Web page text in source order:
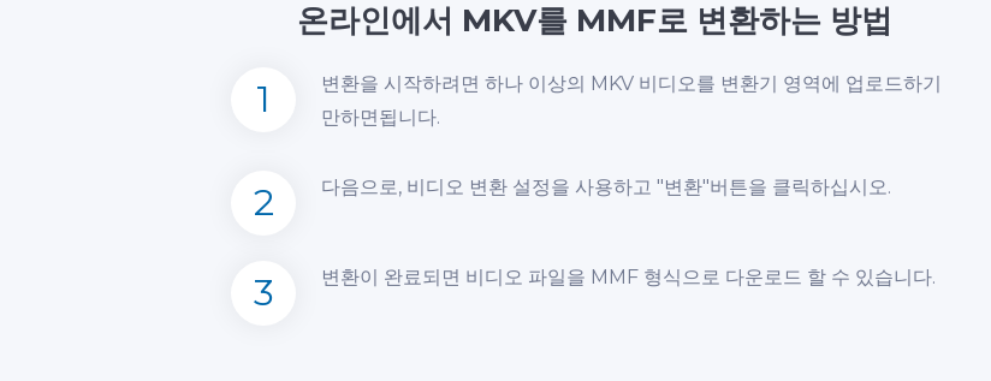
온라인에서 MKV를 MMF로 변환하는 방법
1
변환을 시작하려면 하나 이상의 MKV 비디오를 변환기 영역에 업로드하기
만하면됩니다.
2 다음으로, 비디오 변환 설정을 사용하고 "변환"버튼을 클릭하십시오.
3 변환이 완료되면 비디오 파일을 MMF 형식으로 다운로드 할 수 있습니다.